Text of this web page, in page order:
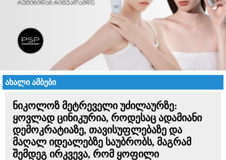
ახალი ამბები
ნიკოლოზ მეტრეველი უძილაურზე:
ყოვლად ცინიკურია, როდესაც ადამიანი
დემოკრატიაზე, თავისუფლებაზე და
მაღალ იდეალებზე საუბრობს, მაგრამ
შემდეგ ირკვევა, რომ ყოფილი